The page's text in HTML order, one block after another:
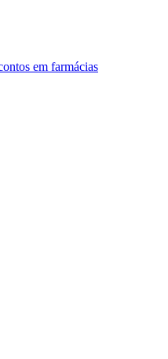
em farmácias